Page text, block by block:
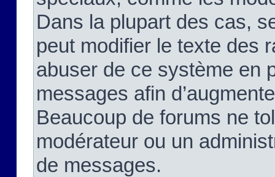
Dans la plupart des cas,
peut modifier le texte des
abuser de ce système en
messages afin
Beaucoup de forums ne
modérateur ou un
de messages.